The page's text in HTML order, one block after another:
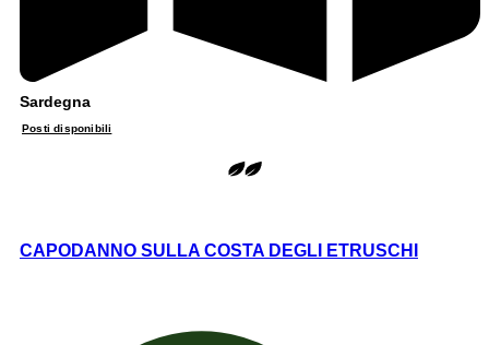
Sardegna
Posti disponibili
CAPODANNO SULLA COSTA DEGLI ETRUSCHI